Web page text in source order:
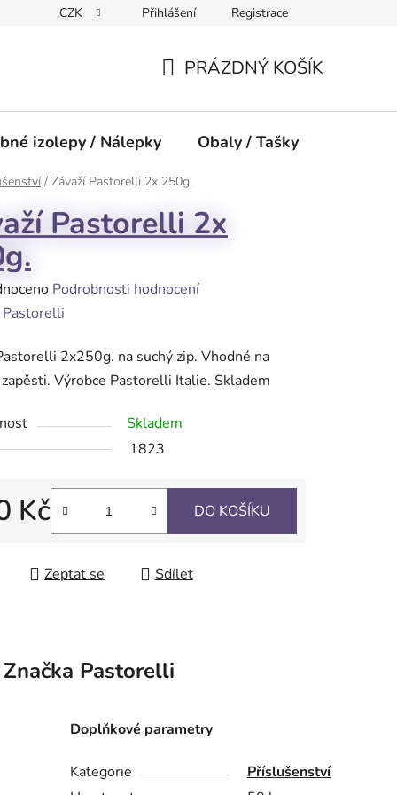
CZK Přihlášení Registrace
KOŠÍK
PRÁZDNÝ KOŠÍK
izolepy / Nálepky Obaly / Tašky
/ Závaží Pastorelli 2x 250g.
Pastorelli 2x
Podrobnosti hodnocení
Pastorelli
2x250g. na suchý zip. Vhodné na
Výrobce Pastorelli Italie. Skladem
Skladem
1823
Kč DO KOŠÍKU
Zeptat se Sdílet
Značka Pastorelli
Doplňkové parametry
Kategorie
Příslušenství